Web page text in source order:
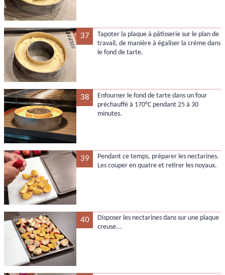
37
Tapoter la plaque à pâtisserie sur le plan de
travail, de manière à égaliser la crème dans
le fond de tarte.
38
Enfourner le fond de tarte dans un four
préchauffé à 170°C pendant 25 à 30
minutes.
39
Pendant ce temps, préparer les nectarines.
Les couper en quatre et retirer les noyaux.
40
Disposer les nectarines dans sur une plaque
creuse...